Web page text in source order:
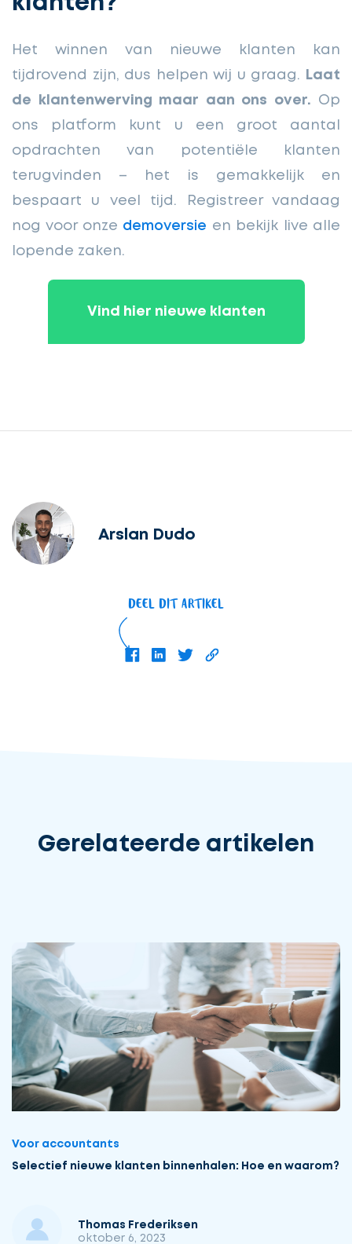
Het winnen van nieuwe klanten kan
tijdrovend zijn, dus helpen wij u graag.
Laat
de klantenwerving maar aan ons over. Op
ons platform kunt u een groot aantal
opdrachten van potentiële klanten
terugvinden – het is gemakkelijk en
bespaart u veel tijd. Registreer vandaag
nog voor onze demoversie en bekijk live alle
lopende zaken.
Vind hier nieuwe klanten
Arslan Dudo
DEEL DIT ARTIKEL
Gerelateerde artikelen
Voor accountants
Selectief nieuwe klanten binnenhalen: Hoe en waarom?
Thomas Frederiksen
oktober 6, 2023